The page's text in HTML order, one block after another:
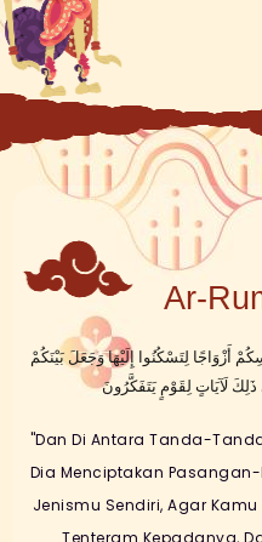
Ar-
أَزْوَاجًا لِتَسْكُنُوا إِلَيْهَا وَجَعَلَ بَيْنَكُمْ
لَآيَاتٍ لِقَوْمٍ يَتَفَكَّرُونَ
"Dan Di Antara Tanda-
Dia Menciptakan
Jenismu Sendiri, Agar